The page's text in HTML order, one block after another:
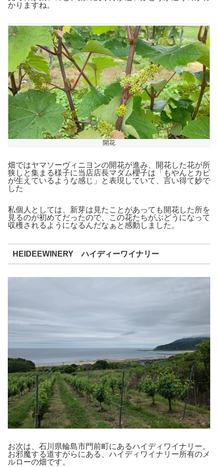
かりますね。
開花
畑ではヤマソーヴィニヨンの開花が進み、開花した花が所
狭しと集まる様子に当店店長マダム櫻子は「もやんとカビ
が生えているような感じ」と表現していて、言い得て妙で
した
私個人としては、新芽は見たことがあっても開花した所を
見るのが初めてだったので、この花たちがぶどうになって
収穫されるようになるんだなぁと感動しました。
HEIDEEWINERY ハイディーワイナリー
お次は、石川県輪島市門前町にあるハイディワイナリー。
お邪魔する道すがらにある、ハイディワイナリー所有のメ
ルローの畑です。